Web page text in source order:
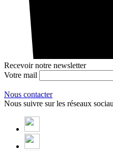
Recevoir notre newsletter
Votre mail
Nous contacter
Nous suivre sur les réseaux